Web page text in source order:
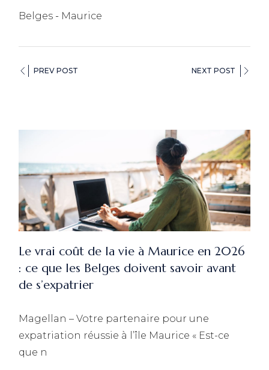
Belges Maurice
PREV POST NEXT POST
Le vrai coût de la vie à Maurice en 2026
: ce que les Belges doivent savoir avant
de s’expatrier
Magellan – Votre partenaire pour une
expatriation réussie à l’île Maurice « Est-ce
que n